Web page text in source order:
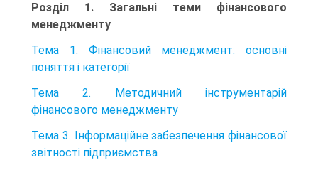
Розділ 1. Загальні теми фінансового
менеджменту
Тема 1. Фінансовий менеджмент: основні
поняття і категорії
Тема 2. Методичний інструментарій
фінансового менеджменту
Тема 3. Інформаційне забезпечення фінансової
звітності підприємства